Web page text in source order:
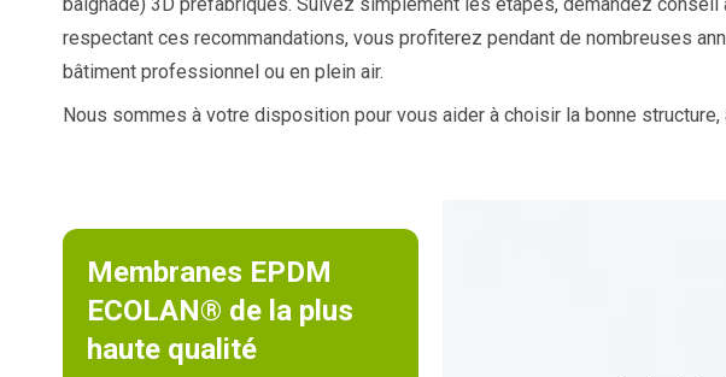
respectant ces recommandations, vous profiterez pendant de nombreuses
bâtiment professionnel ou en plein air.
Nous sommes à votre disposition pour vous aider à choisir la bonne
Membranes EPDM
ECOLAN® de la plus
haute qualité